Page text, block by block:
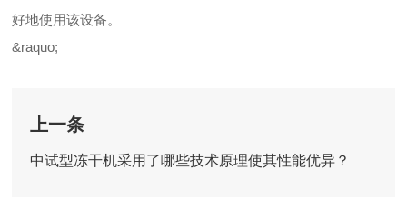
好地使用该设备。
&raquo;
上一条
中试型冻干机采用了哪些技术原理使其性能优异？